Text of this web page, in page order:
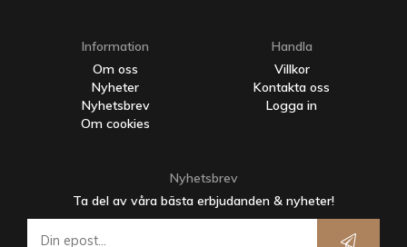
Information
Om oss
Nyheter
Nyhetsbrev
Om cookies
Handla
Villkor
Kontakta oss
Logga in
Nyhetsbrev
Ta del av våra bästa erbjudanden & nyheter!